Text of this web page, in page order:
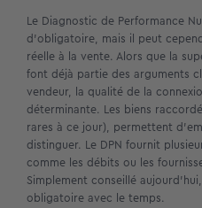
Le Diagnostic de Performance
d’obligatoire, mais il peut
réelle à la vente. Alors que la
font déjà partie des arguments
vendeur, la qualité de la
déterminante. Les biens
rares à ce jour), permettent
distinguer. Le DPN fournit
comme les débits ou les
Simplement conseillé
obligatoire avec le temps.